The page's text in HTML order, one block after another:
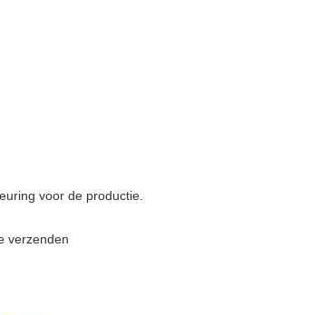
voor de productie.
verzenden